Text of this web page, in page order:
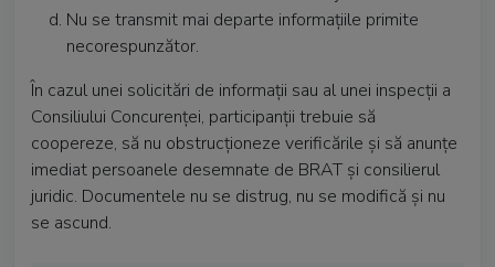
Nu se transmit mai departe informațiile primite
necorespunzător.
În cazul unei solicitări de informații sau al unei inspecții a
Consiliului Concurenței, participanții trebuie să
coopereze, să nu obstrucționeze verificările și să anunțe
imediat persoanele desemnate de BRAT și consilierul
juridic. Documentele nu se distrug, nu se modifică și nu
se ascund.